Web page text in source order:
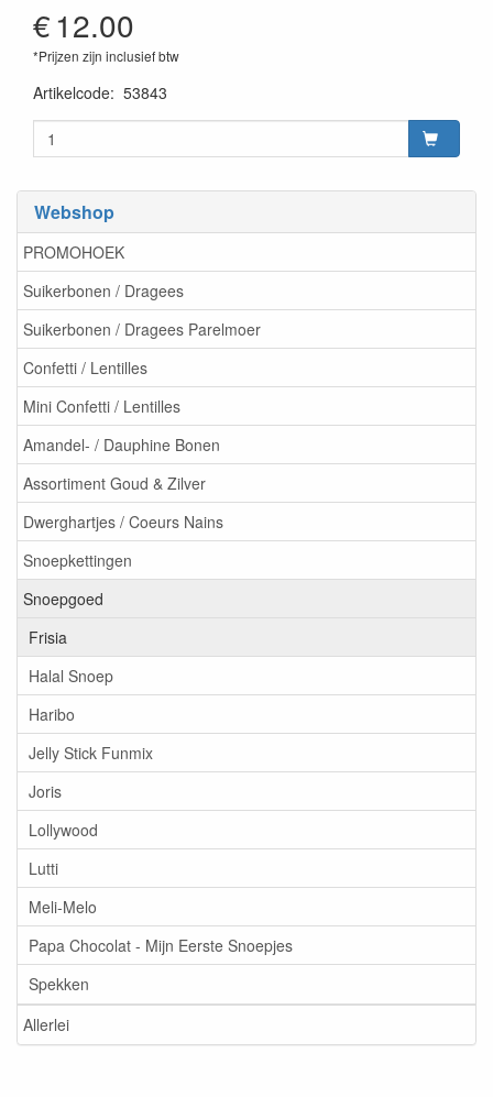
Webshop
PROMOHOEK
Suikerbonen / Dragees
Suikerbonen / Dragees Parelmoer
Confetti / Lentilles
Mini Confetti / Lentilles
Amandel- / Dauphine Bonen
Assortiment Goud & Zilver
Dwerghartjes / Coeurs Nains
Snoepkettingen
Snoepgoed
Frisia
Halal Snoep
Haribo
Jelly Stick Funmix
Joris
Lollywood
Lutti
Meli-Melo
Papa Chocolat - Mijn Eerste Snoepjes
Spekken
Allerlei
€12.00
*Prijzen zijn inclusief btw
Artikelcode: 53843